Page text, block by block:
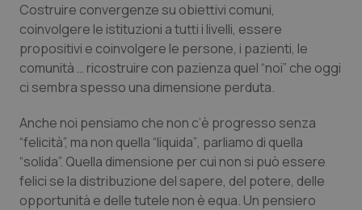
Costruire convergenze su obiettivi comuni,
coinvolgere le istituzioni a tutti i livelli, essere
propositivi e coinvolgere le persone, i pazienti, le
comunità … ricostruire con pazienza quel “noi” che oggi
ci sembra spesso una dimensione perduta.
Anche noi pensiamo che non c’è progresso senza
“felicità”, ma non quella “liquida”, parliamo di quella
“solida”. Quella dimensione per cui non si può essere
felici se la distribuzione del sapere, del potere, delle
opportunità e delle tutele non è equa. Un pensiero